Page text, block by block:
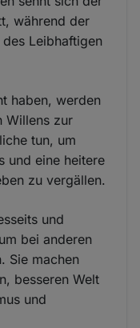
während der
Leibhaftigen
haben, werden
Willens zur
tun, um
und eine heitere
zu vergällen.
und
bei anderen
Sie machen
besseren Welt
und